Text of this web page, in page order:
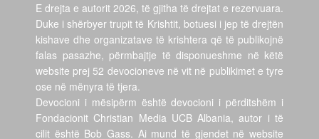
E drejta e autorit 2026, të gjitha të drejtat e rezervuara.
Duke i shërbyer trupit të Krishtit, botuesi i jep të drejtën
kishave dhe organizatave të krishtera që të publikojnë
falas pasazhe, përmbajtje të disponueshme në këtë
website prej 52 devocioneve në vit në publikimet e tyre
ose në mënyra të tjera.
Devocioni i mësipërm është devocioni i përditshëm i
Fondacionit Christian Media UCB Albania, autor i të
cilit është Bob Gass. Ai mund të gjendet në website